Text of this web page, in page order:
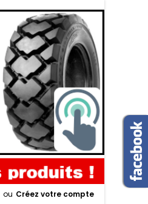
ou Créez votre compte